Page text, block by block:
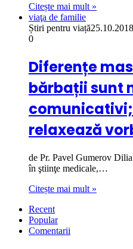
Citește mai mult »
viaţa de familie
Știri pentru viață25.10.2018
0
Diferențe
bărbații sunt
relaxează
de Pr. Pavel Gumerov
în ştiinţe medicale,…
Citește mai mult »
Recent
Popular
Comentarii